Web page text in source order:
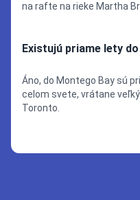
na rafte na rieke Martha
Existujú priame lety
Áno, do Montego Bay sú
celom svete, vrátane
Toronto.